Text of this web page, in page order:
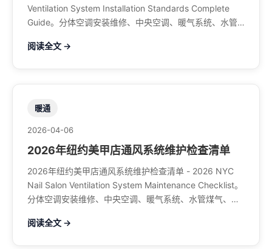
Ventilation System Installation Standards Complete
Guide。分体空调安装维修、中央空调、暖气系统、水管
阅读全文 →
暖通
2026-04-06
2026年纽约美甲店通风系统维护检查清单
2026年纽约美甲店通风系统维护检查清单 - 2026 NYC
Nail Salon Ventilation System Maintenance Checklist。
分体空调安装维修、中央空调、暖气系统、水管煤气、餐
阅读全文 →